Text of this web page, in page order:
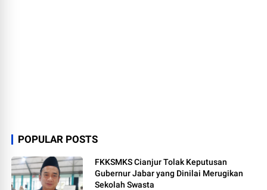
POPULAR POSTS
FKKSMKS Cianjur Tolak Keputusan
Gubernur Jabar yang Dinilai Merugikan
Sekolah Swasta